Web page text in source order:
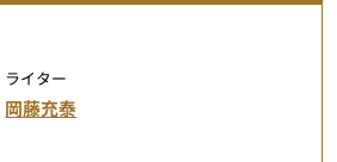
ライター
岡藤充泰